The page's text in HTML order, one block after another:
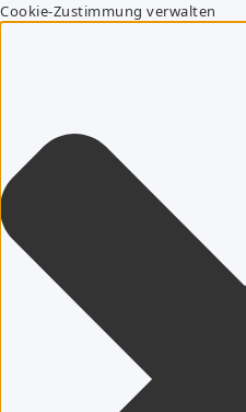
Cookie-Zustimmung verwalten